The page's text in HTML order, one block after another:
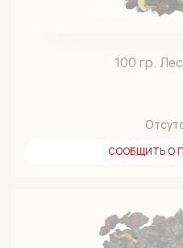
100 гр.
СООБЩИТЬ О